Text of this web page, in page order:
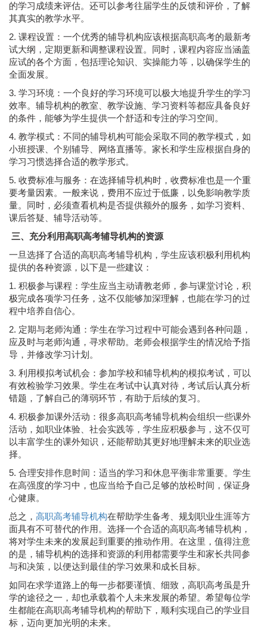
的学习成绩来评估。还可以参考往届学生的反馈和评价，了解
其真实的教学水平。
2. 课程设置：一个优秀的辅导机构应该根据高职高考的最新考
试大纲，定期更新和调整课程设置。同时，课程内容应当涵盖
应试的各个方面，包括理论知识、实操能力等，以确保学生的
全面发展。
3. 学习环境：一个良好的学习环境可以极大地提升学生的学习
效率。辅导机构的教室、教学设施、学习资料等都应具备良好
的条件，能够为学生提供一个舒适和专注的学习空间。
4. 教学模式：不同的辅导机构可能会采取不同的教学模式，如
小班授课、个别辅导、网络直播等。家长和学生应根据自身的
学习习惯选择合适的教学形式。
5. 收费标准与服务：在选择辅导机构时，收费标准也是一个重
要考量因素。一般来说，费用不应过于低廉，以免影响教学质
量。同时，必须查看机构是否提供额外的服务，如学习资料、
课后答疑、辅导活动等。
三、充分利用高职高考辅导机构的资源
一旦选择了合适的高职高考辅导机构，学生应该积极利用机构
提供的各种资源，以下是一些建议：
1. 积极参与课程：学生应当主动请教老师，参与课堂讨论，积
极完成各项学习任务，这不仅能够加深理解，也能在学习的过
程中培养自信心。
2. 定期与老师沟通：学生在学习过程中可能会遇到各种问题，
应及时与老师沟通，寻求帮助。老师会根据学生的情况给予指
导，并修改学习计划。
3. 利用模拟考试机会：参加学校和辅导机构的模拟考试，可以
有效检验学习效果。学生在考试中认真对待，考试后认真分析
错题，了解自己的薄弱环节，有助于后续的复习。
4. 积极参加课外活动：很多高职高考辅导机构会组织一些课外
活动，如职业体验、社会实践等，学生应积极参与，这不仅可
以丰富学生的课外知识，还能帮助其更好地理解未来的职业选
择。
5. 合理安排作息时间：适当的学习和休息平衡非常重要。学生
在高强度的学习中，也应当给予自己足够的放松时间，保证身
心健康。
总之， 高职高考辅导机构在帮助学生备考、规划职业生涯等方
面具有不可替代的作用。选择一个合适的高职高考辅导机构，
将对学生未来的发展起到重要的推动作用。在这里，值得注意
的是，辅导机构的选择和资源的利用都需要学生和家长共同参
与和决策，以便达到最佳的学习效果和成长目标。
如同在求学道路上的每一步都要谨慎、细致，高职高考虽是升
学的途径之一，却也承载着个人未来发展的希望。希望每位学
生都能在高职高考辅导机构的帮助下，顺利实现自己的学业目
标，迈向更加光明的未来。